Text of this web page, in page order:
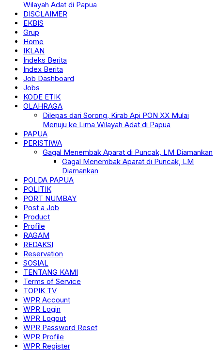
Wilayah Adat di Papua
DISCLAIMER
EKBIS
Grup
Home
IKLAN
Indeks Berita
Index Berita
Job Dashboard
Jobs
KODE ETIK
OLAHRAGA
Dilepas dari Sorong, Kirab Api PON XX Mulai
Menuju ke Lima Wilayah Adat di Papua
PAPUA
PERISTIWA
Gagal Menembak Aparat di Puncak, LM Diamankan
Gagal Menembak Aparat di Puncak, LM
Diamankan
POLDA PAPUA
POLITIK
PORT NUMBAY
Post a Job
Product
Profile
RAGAM
REDAKSI
Reservation
SOSIAL
TENTANG KAMI
Terms of Service
TOPIK TV
WPR Account
WPR Login
WPR Logout
WPR Password Reset
WPR Profile
WPR Register